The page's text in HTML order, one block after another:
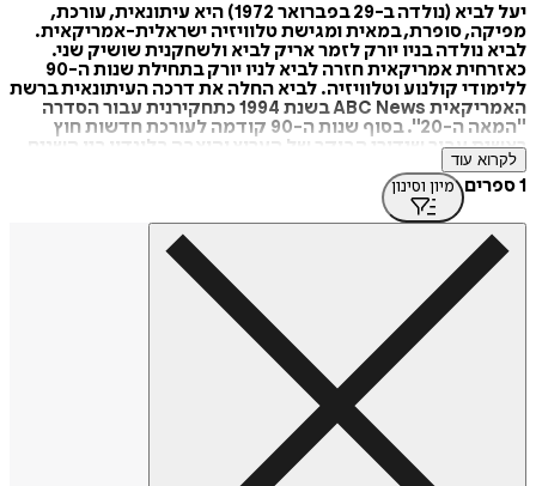
יעל לביא (נולדה ב-29 בפברואר 1972) היא עיתונאית, עורכת,
מפיקה, סופרת, במאית ומגישת טלוויזיה ישראלית-אמריקאית.
לביא נולדה בניו יורק לזמר אריק לביא ולשחקנית שושיק שני.
כאזרחית אמריקאית חזרה לביא לניו יורק בתחילת שנות ה-90
ללימודי קולנוע וטלוויזיה. לביא החלה את דרכה העיתונאית ברשת
האמריקאית ABC News בשנת 1994 כתחקירנית עבור הסדרה
"המאה ה-20". בסוף שנות ה-90 קודמה לעורכת חדשות חוץ
ראשית עבור שידורי הבוקר של הערוץ והוצבה בלונדון בין השנים
ממלחמת אפגניסטן כמו גם מהמלחמה בעיראק,.
בשנת 2003 שבה לביא מלונדון לניו יורק כעורכת וכבמאית
במחלקה הדוקומנטרית של ABC News. בתפקידה זה הפיקה
מספר שעות דוקומנטריות עבור הערוץ, ביניהן "ישו, מרי ודה וינצ'י"
ו"טסונאמי - גל ההרס" עבורו הייתה מועמדת לפרס אמי בשנת
2005. בשנת 2006 חזרה לביא לישראל והתמנתה כעורכת ראשית
בין השנים 2006 - 2011. לביא גם נשלחה להנחות צוות כתבים
היה הצוות מועמד לפרס הבאפט"א הבריטי לחדשות
ודוקומנטציה. ספרה "מפיקת מלחמות" יצא לאור בהוצאת ידיעות
אחראית על הקמת מחלקת הווידאו של אתר עיתון "הארץ".
במסגרת עבודתה גם פרסמה מספר מאמרים בנושא דיווח שטח
בעיתות מלחמה, מאמרי מוסף כמו גם מאמרי דעה.
לקרוא עוד
1 ספרים מיון וסינון